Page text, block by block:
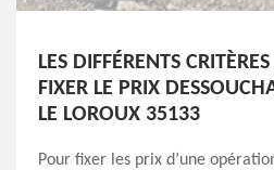
LES DIFFÉRENTS
FIXER LE PRIX
LE LOROUX 35133
Pour fixer les prix d’une